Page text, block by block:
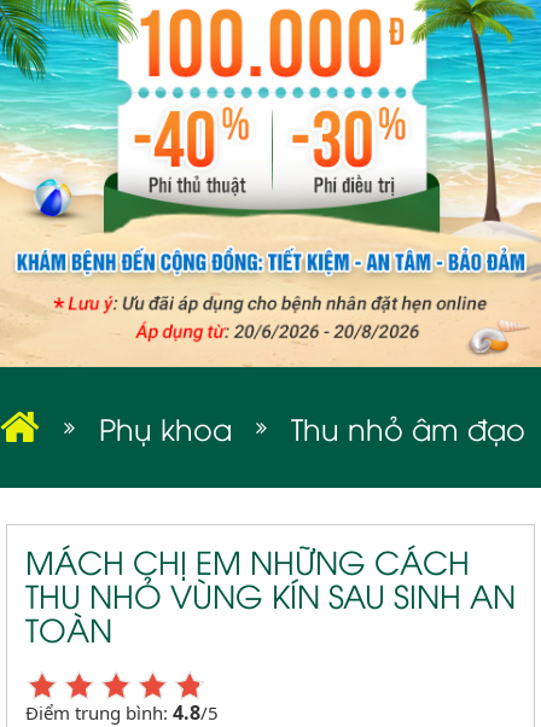
Phụ khoa Thu nhỏ âm đạo
MÁCH CHỊ EM NHỮNG CÁCH
THU NHỎ VÙNG KÍN SAU SINH AN
TOÀN
Điểm trung bình: 4.8/5